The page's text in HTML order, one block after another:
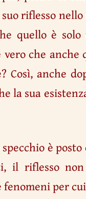
riflesso
quello è
vero che
Così, anche
la sua
è
riflesso non
fenomeni per